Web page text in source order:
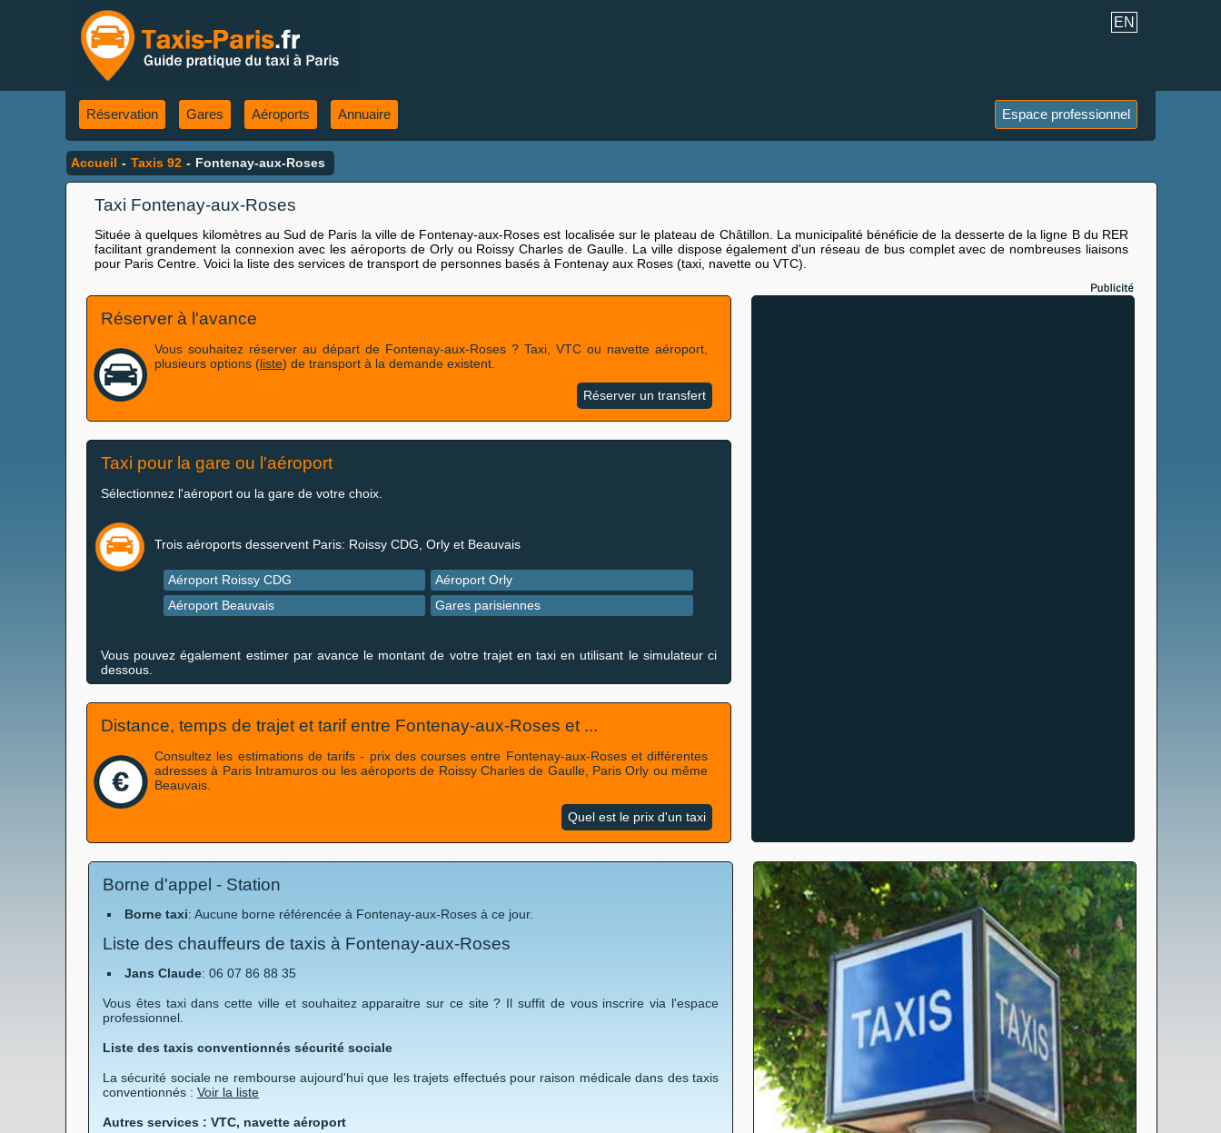
Réservation Gares Aéroports Annuaire Espace professionnel
EN
Accueil - Taxis 92 - Fontenay-aux-Roses
Taxi Fontenay-aux-Roses
Située à quelques kilomètres au Sud de Paris la ville de Fontenay-aux-Roses est localisée sur le plateau de Châtillon. La municipalité bénéficie de la desserte de la ligne B du RER
facilitant grandement la connexion avec les aéroports de Orly ou Roissy Charles de Gaulle. La ville dispose également d'un réseau de bus complet avec de nombreuses liaisons
pour Paris Centre. Voici la liste des services de transport de personnes basés à Fontenay aux Roses (taxi, navette ou VTC).
Réserver à l'avance
Vous souhaitez réserver au départ de Fontenay-aux-Roses ? Taxi, VTC ou navette aéroport,
plusieurs options (liste) de transport à la demande existent.
Réserver un transfert
Taxi pour la gare ou l'aéroport
Sélectionnez l'aéroport ou la gare de votre choix.
Trois aéroports desservent Paris: Roissy CDG, Orly et Beauvais
Aéroport Roissy CDG
Aéroport Orly
Aéroport Beauvais
Gares parisiennes
Vous pouvez également estimer par avance le montant de votre trajet en taxi en utilisant le simulateur ci
dessous.
Distance, temps de trajet et tarif entre Fontenay-aux-Roses et ...
Consultez les estimations de tarifs - prix des courses entre Fontenay-aux-Roses et différentes
adresses à Paris Intramuros ou les aéroports de Roissy Charles de Gaulle, Paris Orly ou même
Beauvais.
Quel est le prix d'un taxi
Borne d'appel - Station
Borne taxi: Aucune borne référencée à Fontenay-aux-Roses à ce jour.
Liste des chauffeurs de taxis à Fontenay-aux-Roses
Jans Claude: 06 07 86 88 35
Vous êtes taxi dans cette ville et souhaitez apparaitre sur ce site ? Il suffit de vous inscrire via l'espace
professionnel.
Liste des taxis conventionnés sécurité sociale
La sécurité sociale ne rembourse aujourd'hui que les trajets effectués pour raison médicale dans des taxis
conventionnés : Voir la liste
Autres services : VTC, navette aéroport